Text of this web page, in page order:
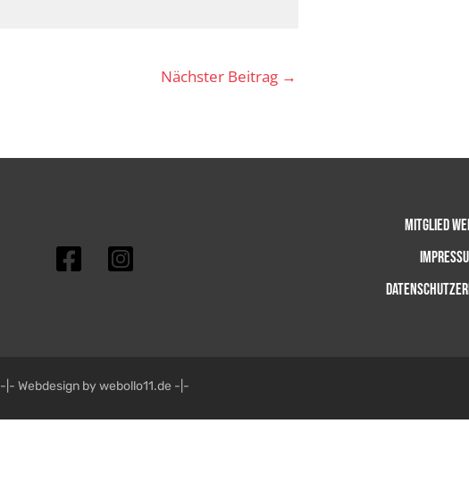
Nächster Beitrag →
Mitglied
-|- Webdesign by webollo11.de -|-